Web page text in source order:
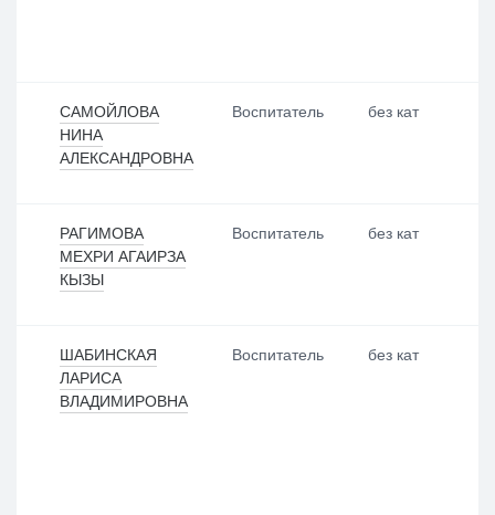
САМОЙЛОВА
НИНА
АЛЕКСАНДРОВНА
Воспитатель без кат
РАГИМОВА
МЕХРИ АГАИРЗА
КЫЗЫ
Воспитатель без кат
ШАБИНСКАЯ
ЛАРИСА
ВЛАДИМИРОВНА
Воспитатель без кат